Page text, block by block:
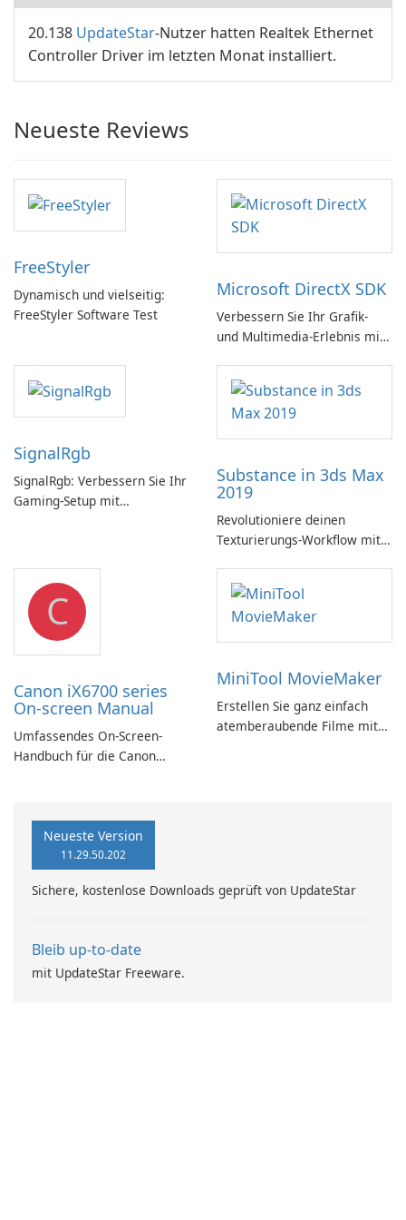
20.138 UpdateStar-Nutzer hatten Realtek Ethernet
Controller Driver im letzten Monat installiert.
Neueste Reviews
FreeStyler
Dynamisch und vielseitig:
FreeStyler Software Test
Microsoft DirectX SDK
Verbessern Sie Ihr Grafik-
und Multimedia-Erlebnis mit
SignalRgb
SignalRgb: Verbessern Sie Ihr
Gaming-Setup mit
Substance in 3ds Max
2019
Revolutioniere deinen
Texturierungs-Workflow mit
C
Canon iX6700 series
On-screen Manual
Umfassendes On-Screen-
Handbuch für die Canon
MiniTool MovieMaker
Erstellen Sie ganz einfach
atemberaubende Filme mit
Neueste Version
11.29.50.202
Sichere, kostenlose Downloads geprüft von UpdateStar
Bleib up-to-date
mit UpdateStar Freeware.